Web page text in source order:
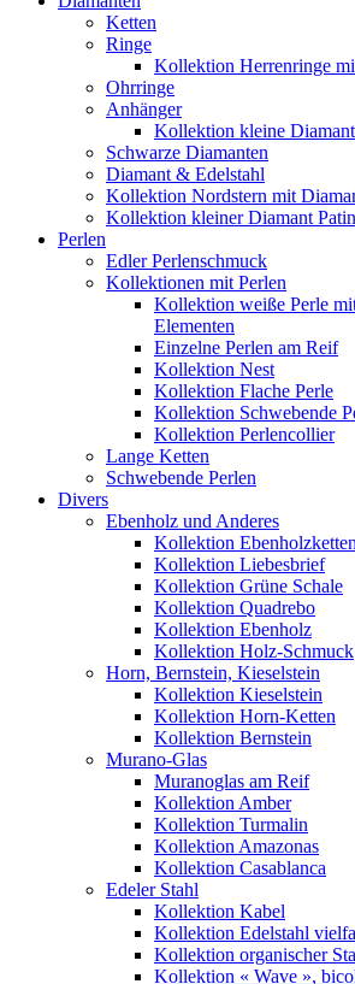
Ketten
Ringe
Kollektion Herrenringe
Ohrringe
Anhänger
Kollektion kleine
Schwarze Diamanten
Diamant & Edelstahl
Kollektion Nordstern mit
Kollektion kleiner Diamant
Perlen
Edler Perlenschmuck
Kollektionen mit Perlen
Kollektion weiße Perle
Elementen
Einzelne Perlen am Reif
Kollektion Nest
Kollektion Flache Perle
Kollektion Schwebende
Kollektion Perlencollier
Lange Ketten
Schwebende Perlen
Divers
Ebenholz und Anderes
Kollektion Ebenholzketten
Kollektion Liebesbrief
Kollektion Grüne Schale
Kollektion Quadrebo
Kollektion Ebenholz
Kollektion Holz-Schmuck
Horn, Bernstein, Kieselstein
Kollektion Kieselstein
Kollektion Horn-Ketten
Kollektion Bernstein
Murano-Glas
Muranoglas am Reif
Kollektion Amber
Kollektion Turmalin
Kollektion Amazonas
Kollektion Casablanca
Edeler Stahl
Kollektion Kabel
Kollektion Edelstahl
Kollektion organischer
Kollektion « Wave »,